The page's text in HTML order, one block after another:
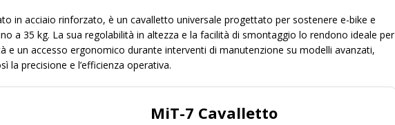
in acciaio rinforzato, è un cavalletto universale progettato per sostenere e-bike e
a 35 kg. La sua regolabilità in altezza e la facilità di smontaggio lo rendono ideale per
e un accesso ergonomico durante interventi di manutenzione su modelli avanzati,
la precisione e l’efficienza operativa.
MiT-7 Cavalletto